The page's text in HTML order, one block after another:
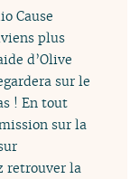
Cause
plus
d’Olive
sur le
! En tout
sur la
retrouver la